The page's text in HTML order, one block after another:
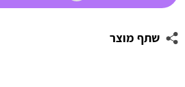
שתף מוצר